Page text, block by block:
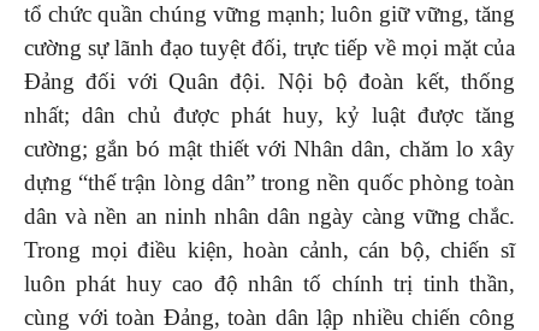
tổ chức quần chúng vững mạnh; luôn giữ vững, tăng
cường sự lãnh đạo tuyệt đối, trực tiếp về mọi mặt của
Đảng đối với Quân đội. Nội bộ đoàn kết, thống
nhất; dân chủ được phát huy, kỷ luật được tăng
cường; gắn bó mật thiết với Nhân dân, chăm lo xây
dựng “thế trận lòng dân” trong nền quốc phòng toàn
dân và nền an ninh nhân dân ngày càng vững chắc.
Trong mọi điều kiện, hoàn cảnh, cán bộ, chiến sĩ
luôn phát huy cao độ nhân tố chính trị tinh thần,
cùng với toàn Đảng, toàn dân lập nhiều chiến công